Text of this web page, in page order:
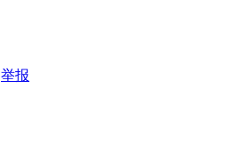
举报